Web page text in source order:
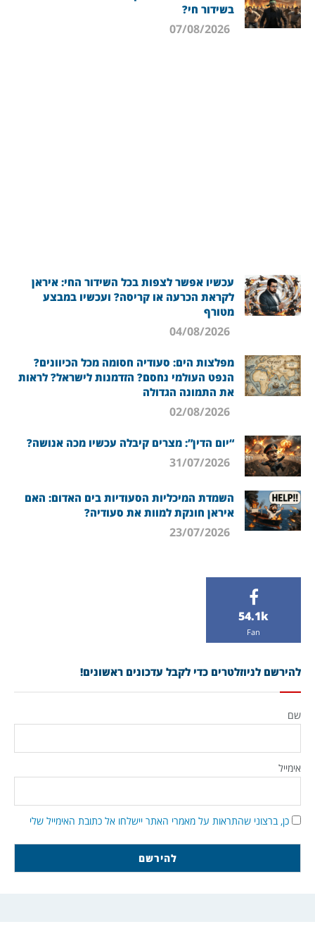
בשידור חי?
עכשיו אפשר לצפות בכל השידור החי: איראן
לקראת הכרעה או קריסה? ועכשיו במבצע
מטורף
מפלצות הים: סעודיה חסומה מכל הכיוונים?
הנפט העולמי נחסם? הזדמנות לישראל? לראות
את התמונה הגדולה
“יום הדין”: מצרים קיבלה עכשיו מכה אנושה?
השמדת המיכליות הסעודיות בים האדום: האם
איראן חונקת למוות את סעודיה?
54.1k
Fan
להירשם לניוזלטרים כדי לקבל עדכונים ראשונים!
שם
אימייל
כן, ברצוני שהתראות על מאמרי האתר יישלחו אל כתובת האימייל שלי